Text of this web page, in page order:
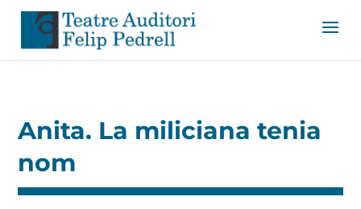
Anita. La miliciana tenia
nom